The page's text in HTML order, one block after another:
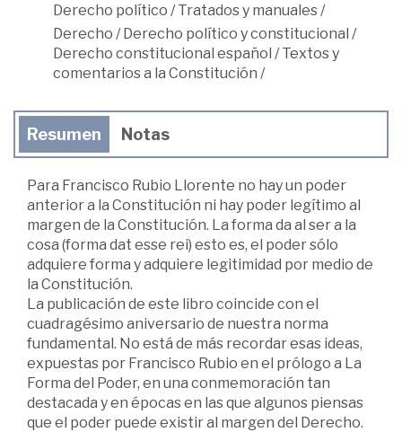
Derecho político /Tratados y manuales /
Derecho /Derecho político y constitucional /
Derecho constitucional español /Textos y
comentarios a la Constitución /
Resumen Notas
Para Francisco Rubio Llorente no hay un poder
anterior a la Constitución ni hay poder legítimo al
margen de la Constitución. La forma da al ser a la
cosa (forma dat esse rei) esto es, el poder sólo
adquiere forma y adquiere legitimidad por medio de
la Constitución.
La publicación de este libro coincide con el
cuadragésimo aniversario de nuestra norma
fundamental. No está de más recordar esas ideas,
expuestas por Francisco Rubio en el prólogo a La
Forma del Poder, en una conmemoración tan
destacada y en épocas en las que algunos piensas
que el poder puede existir al margen del Derecho.